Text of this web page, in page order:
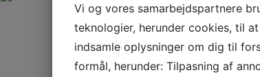
Vi og vores samarbejdspartnere
teknologier, herunder cookies, til at
indsamle oplysninger om dig til
formål, herunder: Tilpasning af